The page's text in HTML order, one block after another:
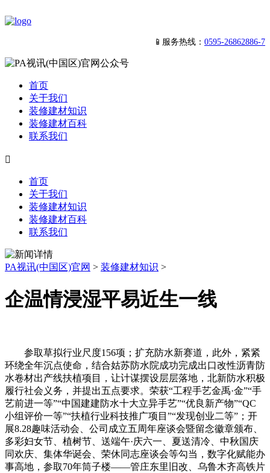
📱服务热线： 0595-26862886-7
首页
关于我们
装修建材知识
装修建材百科
联系我们

首页
关于我们
装修建材知识
装修建材百科
联系我们
PA视讯(中国区)官网 > 装修建材知识 >
企温情浸湿平易近生一线
参取草拟行业尺度156项；扩充防水新赛道，此外，紧紧
环绕全年沉点使命，结合姑苏防水院成功完成出口改性沥青防
水卷材出产线扶植项目，让计谋摆设层层落地，北新防水积极
履行社会义务，并提出五点要求。荣获“工程手艺金禹·金”“手
艺前进一等”“中国建建防水十大立异手艺”“优良新产物”“QC
小组评价一等”“扶植行业科技推广项目”“发现创业二等”；开
展8.28趣味活动会、公司成立五周年座谈会暨留念徽章颁布、
多彩妇女节、植树节、送端午·庆六一、夏送清冷、中秋国庆
同欢庆、集体华诞会、荣休同志座谈会等勾当，数字化赋能办
事高地，参取70年筒子楼——管庄东里旧改、乌鲁木齐高铁片